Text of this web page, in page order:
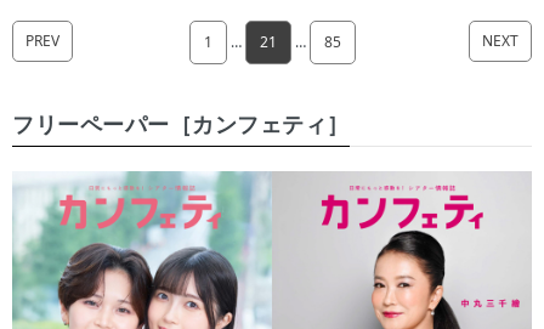
PREV 1 … 21 … 85 NEXT
フリーペーパー［カンフェティ］